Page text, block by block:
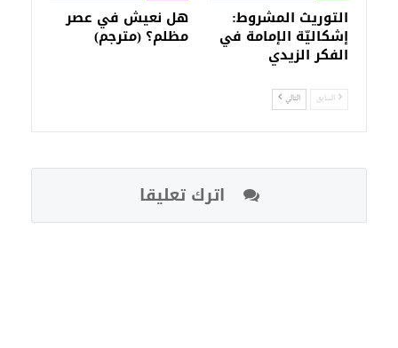
التوريث المشروط:
إشكاليّة الإمامة في
الفكر الزيدي
هل نعيش في عصر
مظلم؟ (مترجم)
السابق التالي
اترك تعليقا